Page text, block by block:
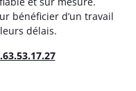
bénéficier d’un travail
délais.